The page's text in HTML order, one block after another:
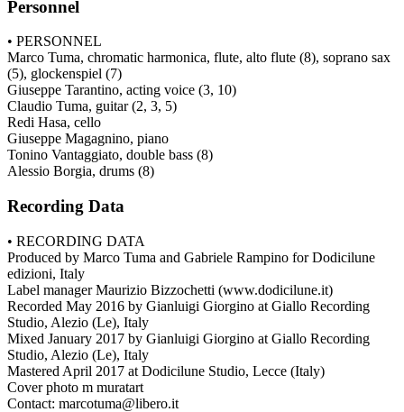
Personnel
• PERSONNEL
Marco Tuma, chromatic harmonica, flute, alto flute (8), soprano sax
(5), glockenspiel (7)
Giuseppe Tarantino, acting voice (3, 10)
Claudio Tuma, guitar (2, 3, 5)
Redi Hasa, cello
Giuseppe Magagnino, piano
Tonino Vantaggiato, double bass (8)
Alessio Borgia, drums (8)
Recording Data
• RECORDING DATA
Produced by Marco Tuma and Gabriele Rampino for Dodicilune
edizioni, Italy
Label manager Maurizio Bizzochetti (www.dodicilune.it)
Recorded May 2016 by Gianluigi Giorgino at Giallo Recording
Studio, Alezio (Le), Italy
Mixed January 2017 by Gianluigi Giorgino at Giallo Recording
Studio, Alezio (Le), Italy
Mastered April 2017 at Dodicilune Studio, Lecce (Italy)
Cover photo m muratart
Contact: marcotuma@libero.it